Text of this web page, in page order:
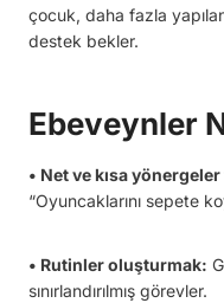
çocuk, daha fazla
destek bekler.
Ebeveynler
• Net ve kısa
“Oyuncaklarını sepete
• Rutinler oluşturmak:
sınırlandırılmış görevler.